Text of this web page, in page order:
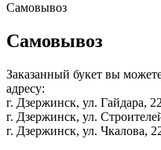
Самовывоз
Самовывоз
Заказанный букет вы
адресу:
г. Дзержинск, ул. Гайдара,
г. Дзержинск, ул.
г. Дзержинск, ул. Чкалова,